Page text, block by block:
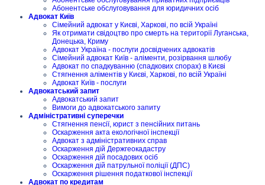
Абонентське обслуговування для юридичних осіб
Адвокат Київ
Сімейний адвокат у Києві, Харкові, по всій Україні
Як отримати свідоцтво про смерть на території Луганська,
Донецька, Криму
Адвокат Україна - послуги досвідчених адвокатів
Сімейний адвокат Київ - аліменти, розірвання шлюбу
Адвокат по спадкуванню (спадкових спорах) в Києві
Стягнення аліментів у Києві, Харкові, по всій Україні
Адвокат Київ - послуги
Адвокатський запит
Адвокатський запит
Вимоги до адвокатського запиту
Адміністративні суперечки
Стягнення пенсії, юрист з пенсійних питань
Оскарження акта екологічної інспекції
Адвокат з адміністративних справ
Оскарження дій Держгеокадастру
Оскарження дій посадових осіб
Оскарження дій патрульної поліції (ДПС)
Оскарження рішення податкової інспекції
Адвокат по кредитам